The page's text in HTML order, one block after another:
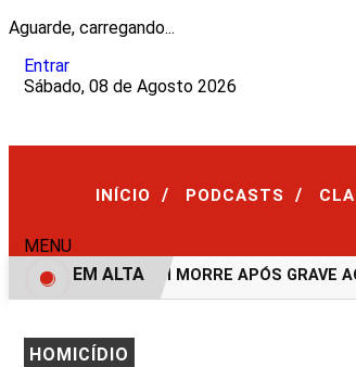
Aguarde, carregando...
Entrar
Sábado, 08 de Agosto 2026
INÍCIO / PODCASTS /
MENU
VÍDEO: JOVEM MORRE APÓS GRAVE
EM ALTA
HOMICÍDIO